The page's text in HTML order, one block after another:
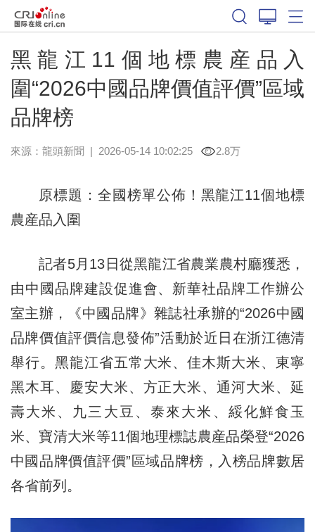
黑龍江11個地標農産品入
圍“2026中國品牌價值評價”區域
品牌榜
來源： 龍頭新聞 | 2026-05-14 10:02:25 2.8万
原標題：全國榜單公佈！黑龍江11個地標
農産品入圍
記者5月13日從黑龍江省農業農村廳獲悉，
由中國品牌建設促進會、新華社品牌工作辦公
室主辦，《中國品牌》雜誌社承辦的“2026中國
品牌價值評價信息發佈”活動於近日在浙江德清
舉行。黑龍江省五常大米、佳木斯大米、東寧
黑木耳、慶安大米、方正大米、通河大米、延
壽大米、九三大豆、泰來大米、綏化鮮食玉
米、寶清大米等11個地理標誌農産品榮登“2026
中國品牌價值評價”區域品牌榜，入榜品牌數居
各省前列。